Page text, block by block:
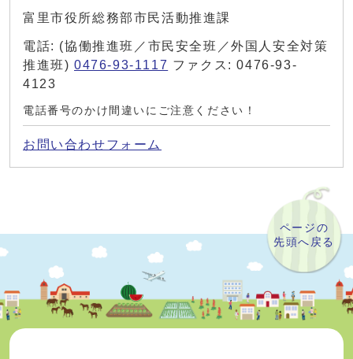
富里市役所総務部市民活動推進課
電話: (協働推進班／市民安全班／外国人安全対策
推進班) 0476-93-1117 ファクス: 0476-93-
4123
電話番号のかけ間違いにご注意ください！
お問い合わせフォーム
ページの
先頭へ戻る